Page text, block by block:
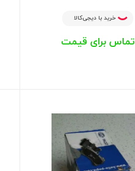
خرید با دیجی‌کالا
تماس برای قیمت